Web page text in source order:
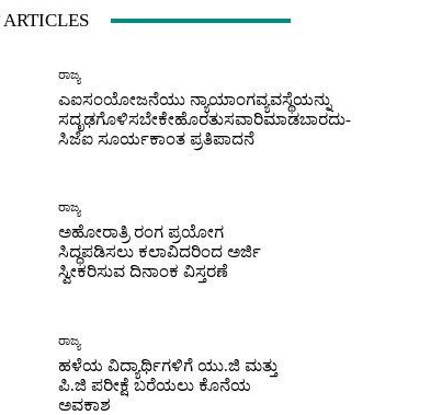
ARTICLES
ರಾಜ್ಯ
ಎಐಸಂಯೋಜನೆಯು ನ್ಯಾಯಾಂಗವ್ಯವಸ್ಥೆಯನ್ನು
ಸದೃಢಗೊಳಿಸಬೇಕೇಹೊರತುಸವಾರಿಮಾಡಬಾರದು-
ಸಿಜೆಐ ಸೂರ್ಯಕಾಂತ ಪ್ರತಿಪಾದನೆ
ರಾಜ್ಯ
ಅಹೋರಾತ್ರಿ ರಂಗ ಪ್ರಯೋಗ
ಸಿದ್ಧಪಡಿಸಲು ಕಲಾವಿದರಿಂದ ಅರ್ಜಿ
ಸ್ವೀಕರಿಸುವ ದಿನಾಂಕ ವಿಸ್ತರಣೆ
ರಾಜ್ಯ
ಹಳೆಯ ವಿದ್ಯಾರ್ಥಿಗಳಿಗೆ ಯು.ಜಿ ಮತ್ತು
ಪಿ.ಜಿ ಪರೀಕ್ಷೆ ಬರೆಯಲು ಕೊನೆಯ
ಅವಕಾಶ